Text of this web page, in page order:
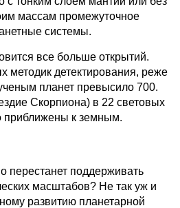
массам промежуточное
системы.
все больше открытий.
детектирования, реже
планет превысило 700.
Скорпиона) в 22 световых
приближены к земным.
перестанет поддерживать
масштабов? Не так уж и
развитию планетарной